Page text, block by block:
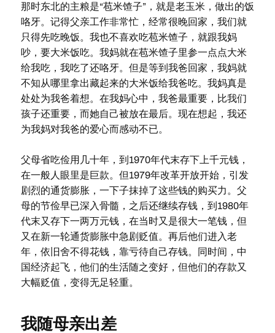
那时东北的主粮是“苞米馇子”，就是老玉米，做出的饭
咯牙。记得父亲工作非常忙，经常很晚回家，我们就
只得先吃晚饭。我也不喜欢吃苞米馇子，就跟我妈
吵，要大米饭吃。我妈就在苞米馇子里参一点点大米
给我吃，我吃了还咯牙。但是等到我爸回家，我妈就
不知从哪里拿出藏起来的大米饭给我爸吃。我妈真是
处处为我爸着想。在我妈心中，我爸最重要，比我们
孩子还重要，而她自己被放在最后。现在想起，我还
为我妈对我爸的爱心而感动不已。
父母省吃俭用几十年，到1970年代末存下上千元钱，
在一般人眼里是巨款。但1979年改革开放开始，引发
剧烈的通货膨胀，一下子抹掉了这些钱的购买力。父
母的节俭早已深入骨髓，之后还继续存钱，到1980年
代末又存下一两万元钱，在当时又是很大一笔钱，但
又在新一轮通货膨胀中急剧贬值。再后他们进入老
年，依旧舍不得花钱，靠亏待自己存钱。同时间，中
国经济起飞，他们的生活随之变好，但他们的存款又
大幅贬值，变得无足轻重。
我随母亲出差